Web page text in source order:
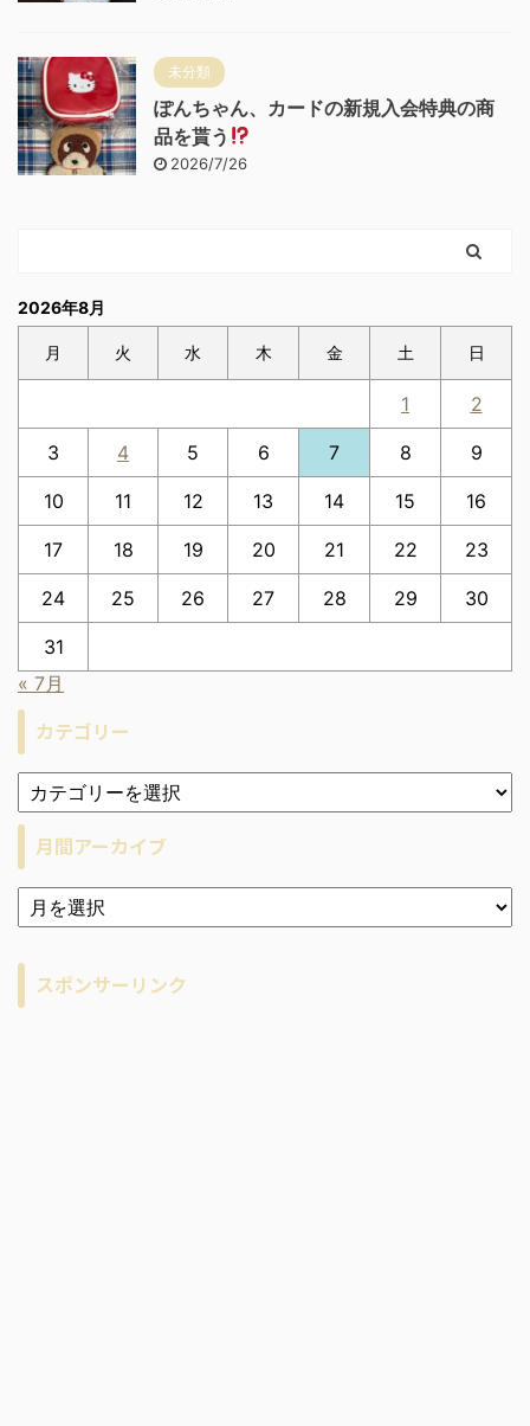
未分類
ぽんちゃん、カードの新規入会特典の商
品を貰う
2026/7/26
2026年8月
月 火 水 木 金 土 日
1 2
3 4 5 6 7 8 9
10 11 12 13 14 15 16
17 18 19 20 21 22 23
24 25 26 27 28 29 30
31
« 7月
カテゴリー
月間アーカイブ
ア
ー
ブ
スポンサーリンク